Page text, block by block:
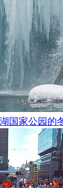
国家公园的